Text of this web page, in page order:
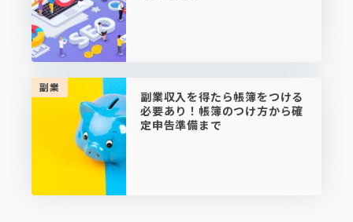
副業
副業収入を得たら帳簿をつける
必要あり！帳簿のつけ方から確
定申告準備まで